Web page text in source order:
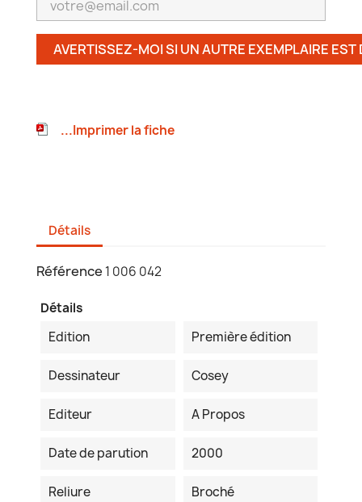
AVERTISSEZ-MOI SI UN AUTRE EXEMPLAIRE EST
...Imprimer la fiche
Détails
Référence 1 006 042
Détails
Edition
Première édition
Dessinateur Cosey
Editeur A Propos
Date de parution 2000
Reliure Broché